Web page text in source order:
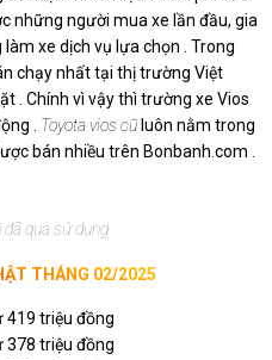
những người mua xe lần đầu, gia
xe dịch vụ lựa chọn . Trong
chạy nhất tại thị trường Việt
. Chính vì vậy thì trường xe Vios
. Toyota vios cũ luôn nằm trong
bán nhiều trên Bonbanh.com .
đã qua sử dụng
THÁNG 02/2025
419 triệu đồng
378 triệu đồng